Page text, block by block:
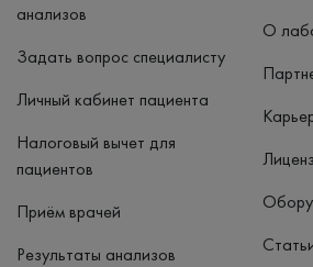
анализов
Задать вопрос специалисту
Личный кабинет пациента
Налоговый вычет для
пациентов
Приём врачей
Результаты анализов
О